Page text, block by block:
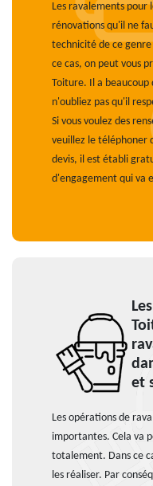
Les ravalements pour
rénovations qu'il ne
technicité de ce
ce cas, on peut vous
Toiture. Il a
n'oubliez pas qu'il
Si vous voulez des
veuillez le téléphoner
devis, il est établi
d'engagement qui va
et
Les opérations de
importantes. Cela va
totalement. Dans ce
les réaliser. Par